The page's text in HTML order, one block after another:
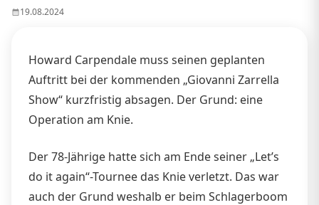
19.08.2024
Howard Carpendale muss seinen geplanten
Auftritt bei der kommenden „Giovanni Zarrella
Show“ kurzfristig absagen. Der Grund: eine
Operation am Knie.
Der 78-Jährige hatte sich am Ende seiner „Let’s
do it again“-Tournee das Knie verletzt. Das war
auch der Grund weshalb er beim Schlagerboom